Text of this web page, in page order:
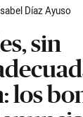
Díaz Ayuso
sin
los